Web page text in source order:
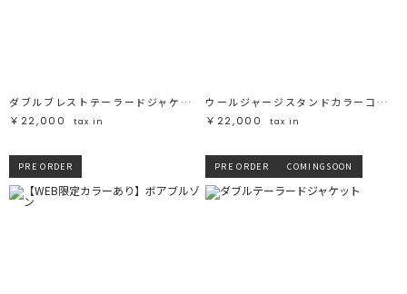
ダブルブレストテーラードジャケット
￥22,000
tax in
ウールジャージスタンドカラーコート
￥22,000
tax in
PRE ORDER PRE ORDER COMINGSOON